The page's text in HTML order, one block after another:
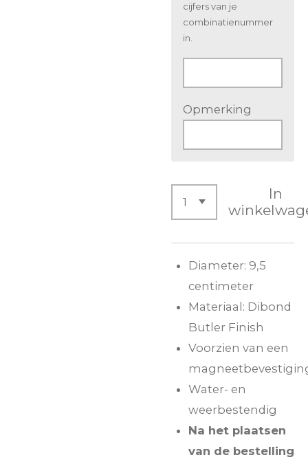
cijfers van je
combinatienummer
in.
Opmerking
In
Diameter: 9,5
centimeter
Materiaal: Dibond
Butler Finish
Voorzien van een
Water- en
weerbestendig
Na het plaatsen
van de bestelling